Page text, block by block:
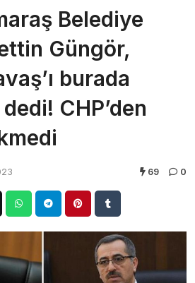
Belediye
Güngör,
burada
CHP’den
69 0